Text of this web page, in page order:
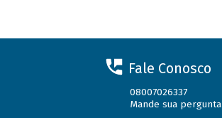
Fale Conosco
08007026337
Mande sua pergunta